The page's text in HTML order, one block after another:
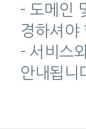
- 도메인
경하셔야
- 서비스
안내됩니